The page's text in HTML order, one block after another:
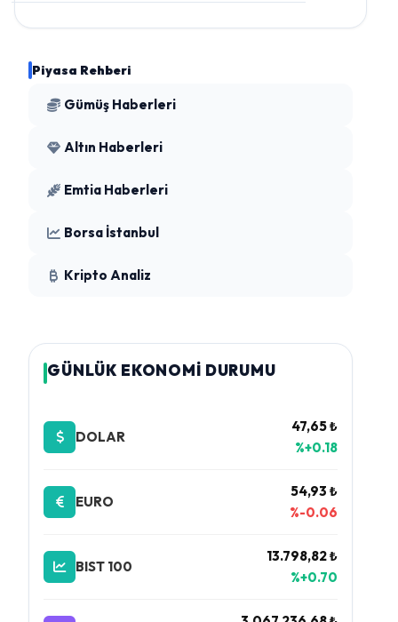
Piyasa Rehberi
Gümüş Haberleri
Altın Haberleri
Emtia Haberleri
Borsa İstanbul
Kripto Analiz
GÜNLÜK EKONOMİ DURUMU
DOLAR
47,65 ₺
%+0.18
EURO
54,93 ₺
%-0.06
BIST 100
13.798,82 ₺
%+0.70